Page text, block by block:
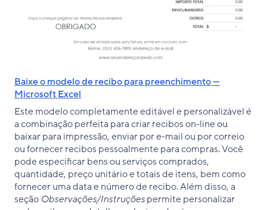
Baixe o modelo de recibo para preenchimento —
Microsoft Excel
Este modelo completamente editável e personalizável é
a combinação perfeita para criar recibos on-line ou
baixar para impressão, enviar por e-mail ou por correio
ou fornecer recibos pessoalmente para compras. Você
pode especificar bens ou serviços comprados,
quantidade, preço unitário e totais de itens, bem como
fornecer uma data e número de recibo. Além disso, a
seção Observações/Instruçõespermite personalizar